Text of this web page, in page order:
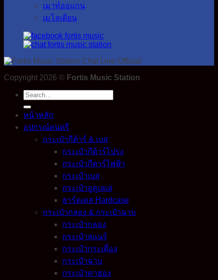
เมาท์ออแกน
เมโลเดียน
Copyright 2026 © Fortis Music Station
Search
for:
หน้าหลัก
อุปกรณ์ดนตรี
กระเป๋ากีต้าร์ & เบส
กระเป๋ากีต้าร์โปร่ง
กระเป๋ากีตาร์ไฟฟ้า
กระเป๋าเบส
กระเป๋าอูคูเลเล่
ฮาร์ดเคส Hardcase
กระเป๋ากลอง & กระเป๋าฉาบ
กระเป๋ากลอง
กระเป๋าสแนร์
กระเป๋ากระเดื่อง
กระเป๋าฉาบ
กระเป๋าคาฮอง